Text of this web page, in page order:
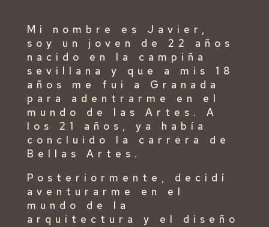
Mi nombre es Javier,
soy un joven de 22 años
nacido en la campiña
sevillana y que a mis 18
años me fui a Granada
para adentrarme en el
mundo de las Artes. A
los 21 años, ya había
concluido la carrera de
Bellas Artes.
Posteriormente, decidí
aventurarme en el
mundo de la
arquitectura y el diseño